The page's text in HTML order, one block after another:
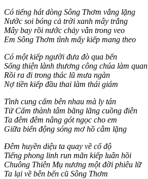
Có tiếng hát dòng Sông Thơm vắng lặng
Nước soi bóng cả trời xanh mây trắng
Mây bay rồi nước chảy vẫn trong veo
Em Sông Thơm tình mấy kiếp mang theo
Có một kiếp người đưa đò qua bến
Sống thiện lành thương công chúa làm quan
Rồi ra đi trong thác lũ mưa ngàn
Nợ tiền kiếp đầu thai làm thái giám
Tình cung cấm bên nhau mà ly tán
Tử Cấm thành tâm bãng lãng cuồng điên
Ta đêm đêm nâng gót ngọc cho em
Giữa biển động sóng mơ hồ câm lặng
Đêm huyền diệu ta quay về cổ độ
Tiếng phong linh run mãn kiếp luân hồi
Chuông Thiên Mụ nương một đời phiêu lữ
Ta lại về bên bến cũ Sông Thơm